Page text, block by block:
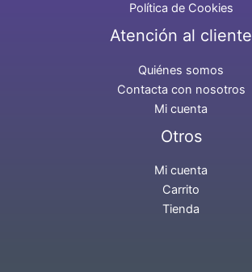
Política de Cookies
Atención al cliente
Quiénes somos
Contacta con nosotros
Mi cuenta
Otros
Mi cuenta
Carrito
Tienda